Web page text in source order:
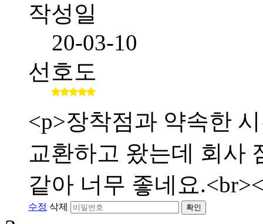
작성일
20-03-10
선호도
<p>장착점과 약속한
교환하고 왔는데 회사
같아 너무 좋네요
수정 삭제 확인